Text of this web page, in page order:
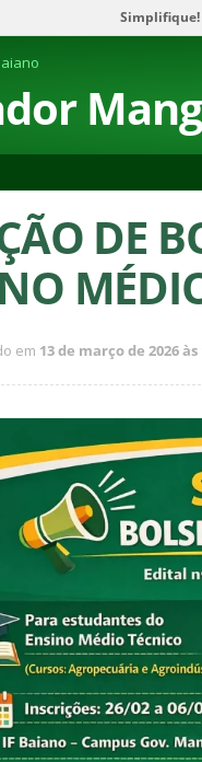
Simplifique!
DE
em 13 de março de 2026